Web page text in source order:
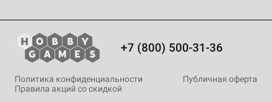
+7 (800) 500-31-36
Политика конфиденциальности
Публичная оферта
Правила акций со скидкой